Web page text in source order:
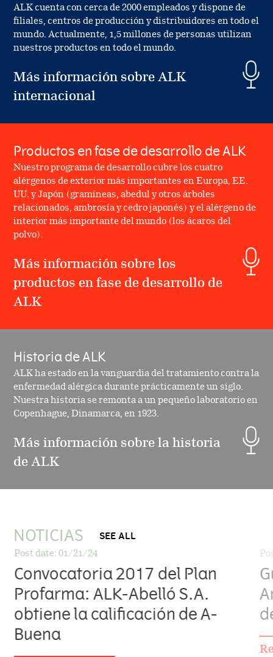
ALK cuenta con cerca de 2000 empleados y dispone de
filiales, centros de producción y distribuidores en todo el
mundo. Actualmente, 1,5 millones de personas utilizan
nuestros productos en todo el mundo.
Más información sobre ALK
internacional
Productos en fase de desarrollo de ALK
Nuestro programa de desarrollo cubre los cuatro
alérgenos de exterior más importantes en Europa, EE.
UU. y Japón (gramíneas, abedul y otros árboles
relacionados, ambrosía y cedro japonés) y el alérgeno de
interior más importante del mundo (los ácaros del
polvo).
Más información sobre los
productos en fase de desarrollo de
ALK
Historia de ALK
ALK ha estado en la vanguardia del tratamiento contra la
enfermedad alérgica durante prácticamente un siglo.
Nuestra historia se remonta a un pequeño laboratorio en
Copenhague, Dinamarca, en 1923.
Más información sobre la historia
de ALK
NOTICIAS SEE ALL
Post date: 01/21/24
Convocatoria 2017 del Plan
Profarma: ALK-Abelló S.A.
obtiene la calificación de A-
Buena